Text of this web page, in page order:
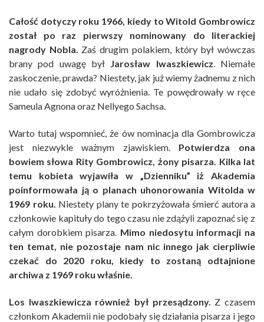
Całość dotyczy roku 1966, kiedy to Witold Gombrowicz
został po raz pierwszy nominowany do literackiej
nagrody Nobla. Zaś drugim polakiem, który był wówczas
brany pod uwagę był Jarosław Iwaszkiewicz. Niemałe
zaskoczenie, prawda? Niestety, jak już wiemy żadnemu z nich
nie udało się zdobyć wyróżnienia. Te powędrowały w ręce
Sameula Agnona oraz Nellyego Sachsa.
Warto tutaj wspomnieć, że ów nominacja dla Gombrowicza
jest niezwykle ważnym zjawiskiem. Potwierdza ona
bowiem słowa Rity Gombrowicz, żony pisarza. Kilka lat
temu kobieta wyjawiła w „Dzienniku” iż Akademia
poinformowała ją o planach uhonorowania Witolda w
1969 roku. Niestety plany te pokrzyżowała śmierć autora a
członkowie kapituły do tego czasu nie zdążyli zapoznać się z
całym dorobkiem pisarza. Mimo niedosytu informacji na
ten temat, nie pozostaje nam nic innego jak cierpliwie
czekać do 2020 roku, kiedy to zostaną odtajnione
archiwa z 1969 roku właśnie.
Los Iwaszkiewicza również był przesądzony. Z czasem
członkom Akademii nie podobały się działania pisarza i jego